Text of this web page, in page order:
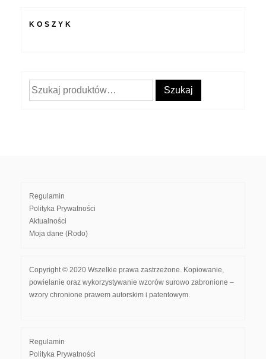
KOSZYK
Szukaj: Szukaj
Regulamin
Polityka Prywatności
Aktualności
Moja dane (Rodo)
Copyright © 2020 Wszelkie prawa zastrzeżone. Kopiowanie,
powielanie oraz wykorzystywanie wzorów surowo zabronione –
wzory chronione prawem autorskim i patentowym.
Regulamin
Polityka Prywatności